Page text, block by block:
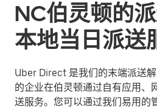
NC伯灵顿的
本地当日派送
Uber Direct 是我们的末端派送
的企业在伯灵顿通过自有应用、
送服务。您可以通过我们易用的